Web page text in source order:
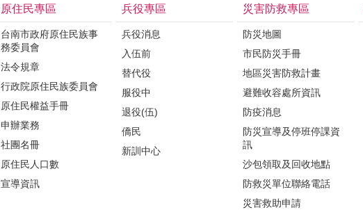
原住民專區
台南市政府原住民族事
務委員會
法令規章
行政院原住民族委員會
原住民權益手冊
申辦業務
社團名冊
原住民人口數
宣導資訊
兵役專區
兵役消息
入伍前
替代役
服役中
退役(伍)
僑民
新訓中心
災害防救專區
防災地圖
市民防災手冊
地區災害防救計畫
避難收容處所資訊
防疫消息
防災宣導及停班停課資
訊
沙包領取及回收地點
防救災單位聯絡電話
災害救助申請